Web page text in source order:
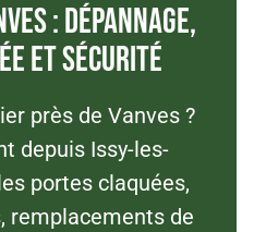
: dépannage,
et sécurité
près de Vanves ?
depuis Issy-les-
portes claquées,
remplacements de